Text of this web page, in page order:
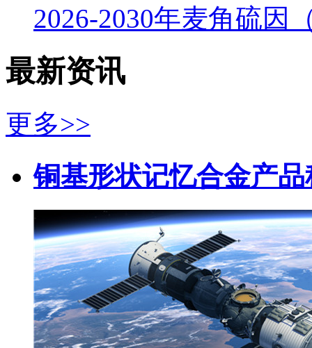
2026-2030年麦角硫因
最新资讯
更多>>
铜基形状记忆合金产